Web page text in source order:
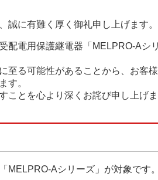
誠に有難く厚く御礼申し上げます。
配電用保護継電器「MELPRO-A
至る可能性があることから、お客
す。
ことを心より深くお詫び申し上げま
MELPRO-Aシリーズ」が対象です。